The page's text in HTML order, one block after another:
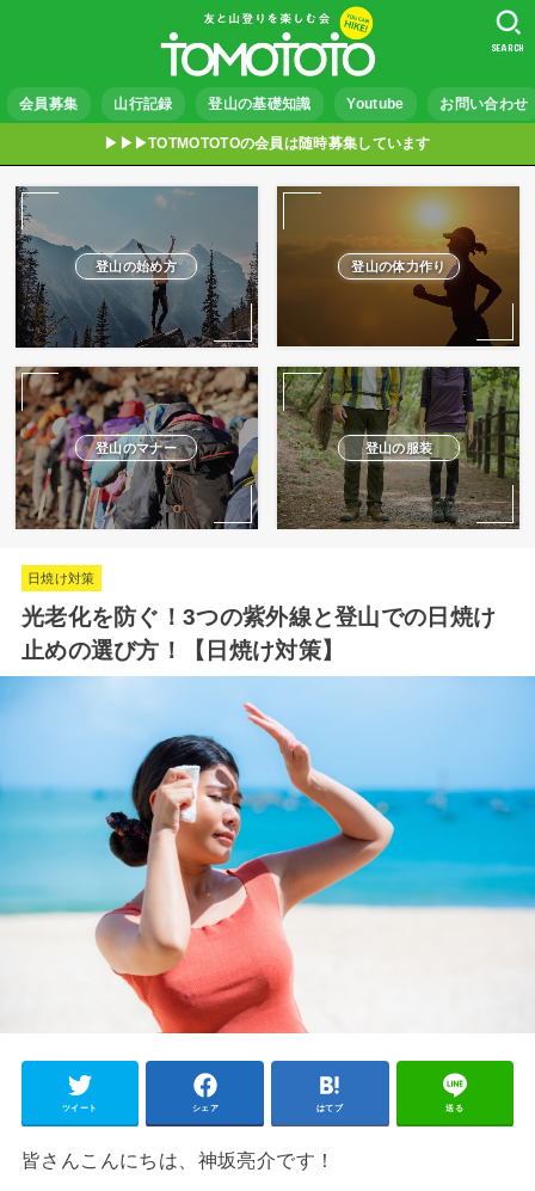
会員募集 山行記録 登山の基礎知識 Youtube お問い合わせ
SEARCH
▶︎▶︎▶︎TOTMOTOTOの会員は随時募集しています
登山の始め方 登山の体力作り
登山のマナー 登山の服装
日焼け対策
光老化を防ぐ！3つの紫外線と登山での日焼け
止めの選び方！【日焼け対策】
ツイート シェア はてブ 送る
皆さんこんにちは、神坂亮介です！